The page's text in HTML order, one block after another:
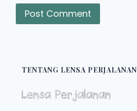
TENTANG LENSA PERJALANAN